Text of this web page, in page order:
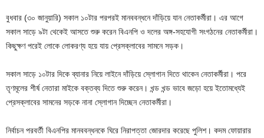
বুধবার (৩০ জানুয়ারি) সকাল ১০টার পরপরই মানববন্ধনে দাঁড়িয়ে যান নেতাকর্মীরা। এর আগে
সকাল সাড়ে ৯টা থেকেই আসতে শুরু করেন বিএনপি ও দলের অঙ্গ-সহযোগী সংগঠনের নেতাকর্মীরা।
কিছুক্ষণ পরেই লোকে লোকরণ্য হয়ে যায় প্রেসক্লাবের সামনে সড়ক।
সকাল সাড়ে ১০টার দিকে ব্যানার নিয়ে লাইনে দাঁড়িয়ে স্লোগান দিতে থাকেন নেতাকর্মীরা। পরে
তৃণমূলের শীর্ষ নেতারা মাইকে বক্তব্য দিতে শুরু করেন। খন্ড খন্ড ভাবে জড়ো হয়ে ইতোমধ্যেই
প্রেসক্লাবের সামনের সড়কে নানা স্লোগান দিচ্ছেন নেতাকর্মীরা।
নির্বাচন পরবর্তী বিএনপির মানববন্ধনকে ঘিরে নিরাপত্তা জোরদার করেছে পুলিশ। কদম ফোয়ারার